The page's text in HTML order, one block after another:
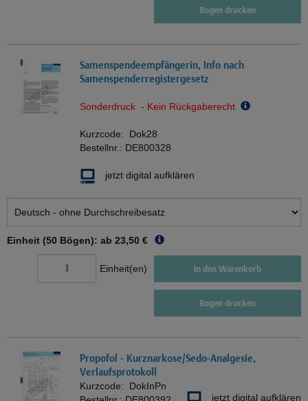
Bogen drucken
Samenspendeempfängerin, Info nach
Samenspenderregistergesetz
Sonderdruck - Kein Rückgaberecht
Kurzcode: Dok28
Bestellnr.: DE800328
jetzt digital aufklären
Einheit (50 Bögen): ab 23,50 €
Einheit(en) In den Warenkorb
Bogen drucken
Propofol - Kurznarkose/Sedo-Analgesie,
Verlaufsprotokoll
Kurzcode: DokInPn
jetzt digital aufklären